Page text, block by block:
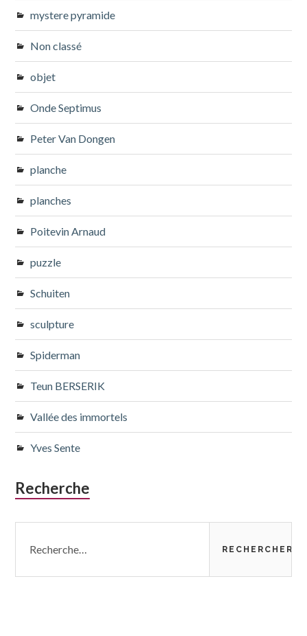
mystere pyramide
Non classé
objet
Onde Septimus
Peter Van Dongen
planche
planches
Poitevin Arnaud
puzzle
Schuiten
sculpture
Spiderman
Teun BERSERIK
Vallée des immortels
Yves Sente
Recherche